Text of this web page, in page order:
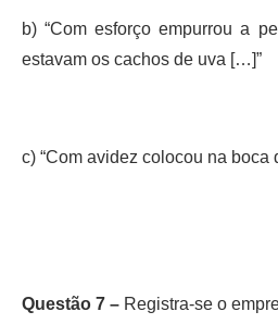
b) “Com esforço empurrou a
estavam os cachos de uva […]”
c) “Com avidez colocou na boca
Questão 7 – Registra-se o